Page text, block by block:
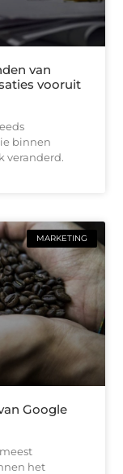
van
vooruit
binnen
veranderd.
MARKETING
Google
het